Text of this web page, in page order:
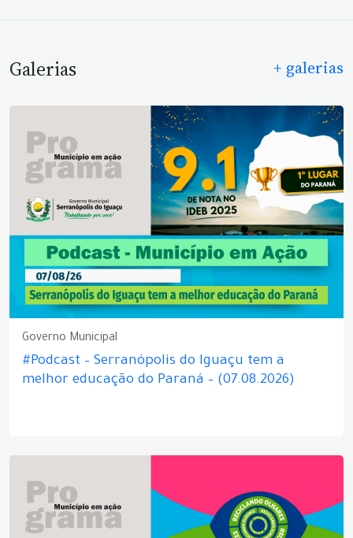
Galerias + galerias
Governo Municipal
#Podcast – Serranópolis do Iguaçu tem a
melhor educação do Paraná – (07.08.2026)